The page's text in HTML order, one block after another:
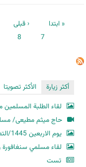
الصفحات
« ابتدا ‹ قبلی
7
8
أكثر زيارة
الأكثر تصويتا
لقاء الطلبة
حاج میثم مطیعی/
یوم الاربعین 1445/التصویر فضل الله بیجنی
لقاء مسلمي سنغافورة
تست